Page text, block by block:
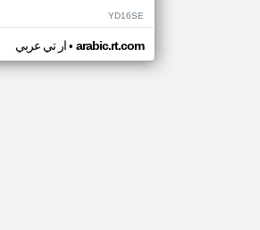
YD16SE
ار تي عربي• arabic.rt.com